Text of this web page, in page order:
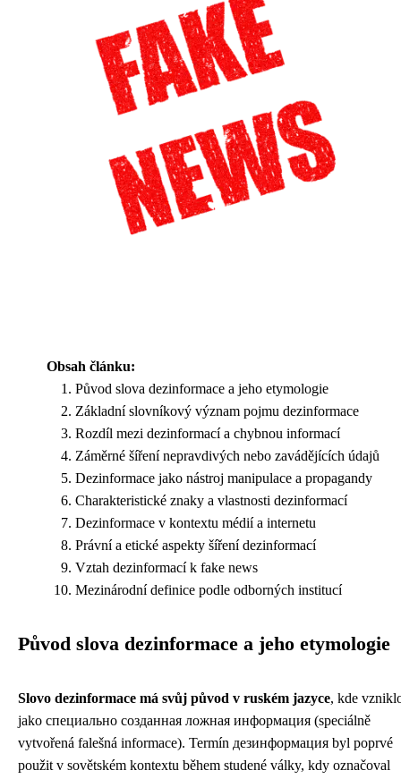
Obsah článku:
Původ slova dezinformace a jeho etymologie
Základní slovníkový význam pojmu dezinformace
Rozdíl mezi dezinformací a chybnou informací
Záměrné šíření nepravdivých nebo zavádějících údajů
Dezinformace jako nástroj manipulace a propagandy
Charakteristické znaky a vlastnosti dezinformací
Dezinformace v kontextu médií a internetu
Právní a etické aspekty šíření dezinformací
Vztah dezinformací k fake news
Mezinárodní definice podle odborných institucí
Původ slova dezinformace a jeho etymologie
Slovo dezinformace má svůj původ v ruském jazyce, kde
jako специально созданная ложная информация (speciálně
vytvořená falešná informace). Termín дезинформация byl poprvé
použit v sovětském kontextu během studené války, kdy označoval